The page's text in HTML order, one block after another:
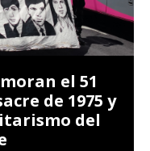
el 51
de 1975 y
del